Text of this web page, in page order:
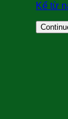
Kể từ